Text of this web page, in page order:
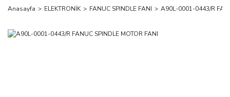
Anasayfa ELEKTRONİK FANUC SPINDLE FANI A90L-0001-0443/R